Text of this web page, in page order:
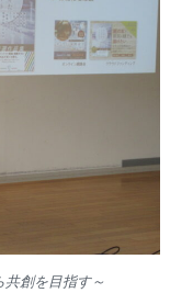
共創を目指す～